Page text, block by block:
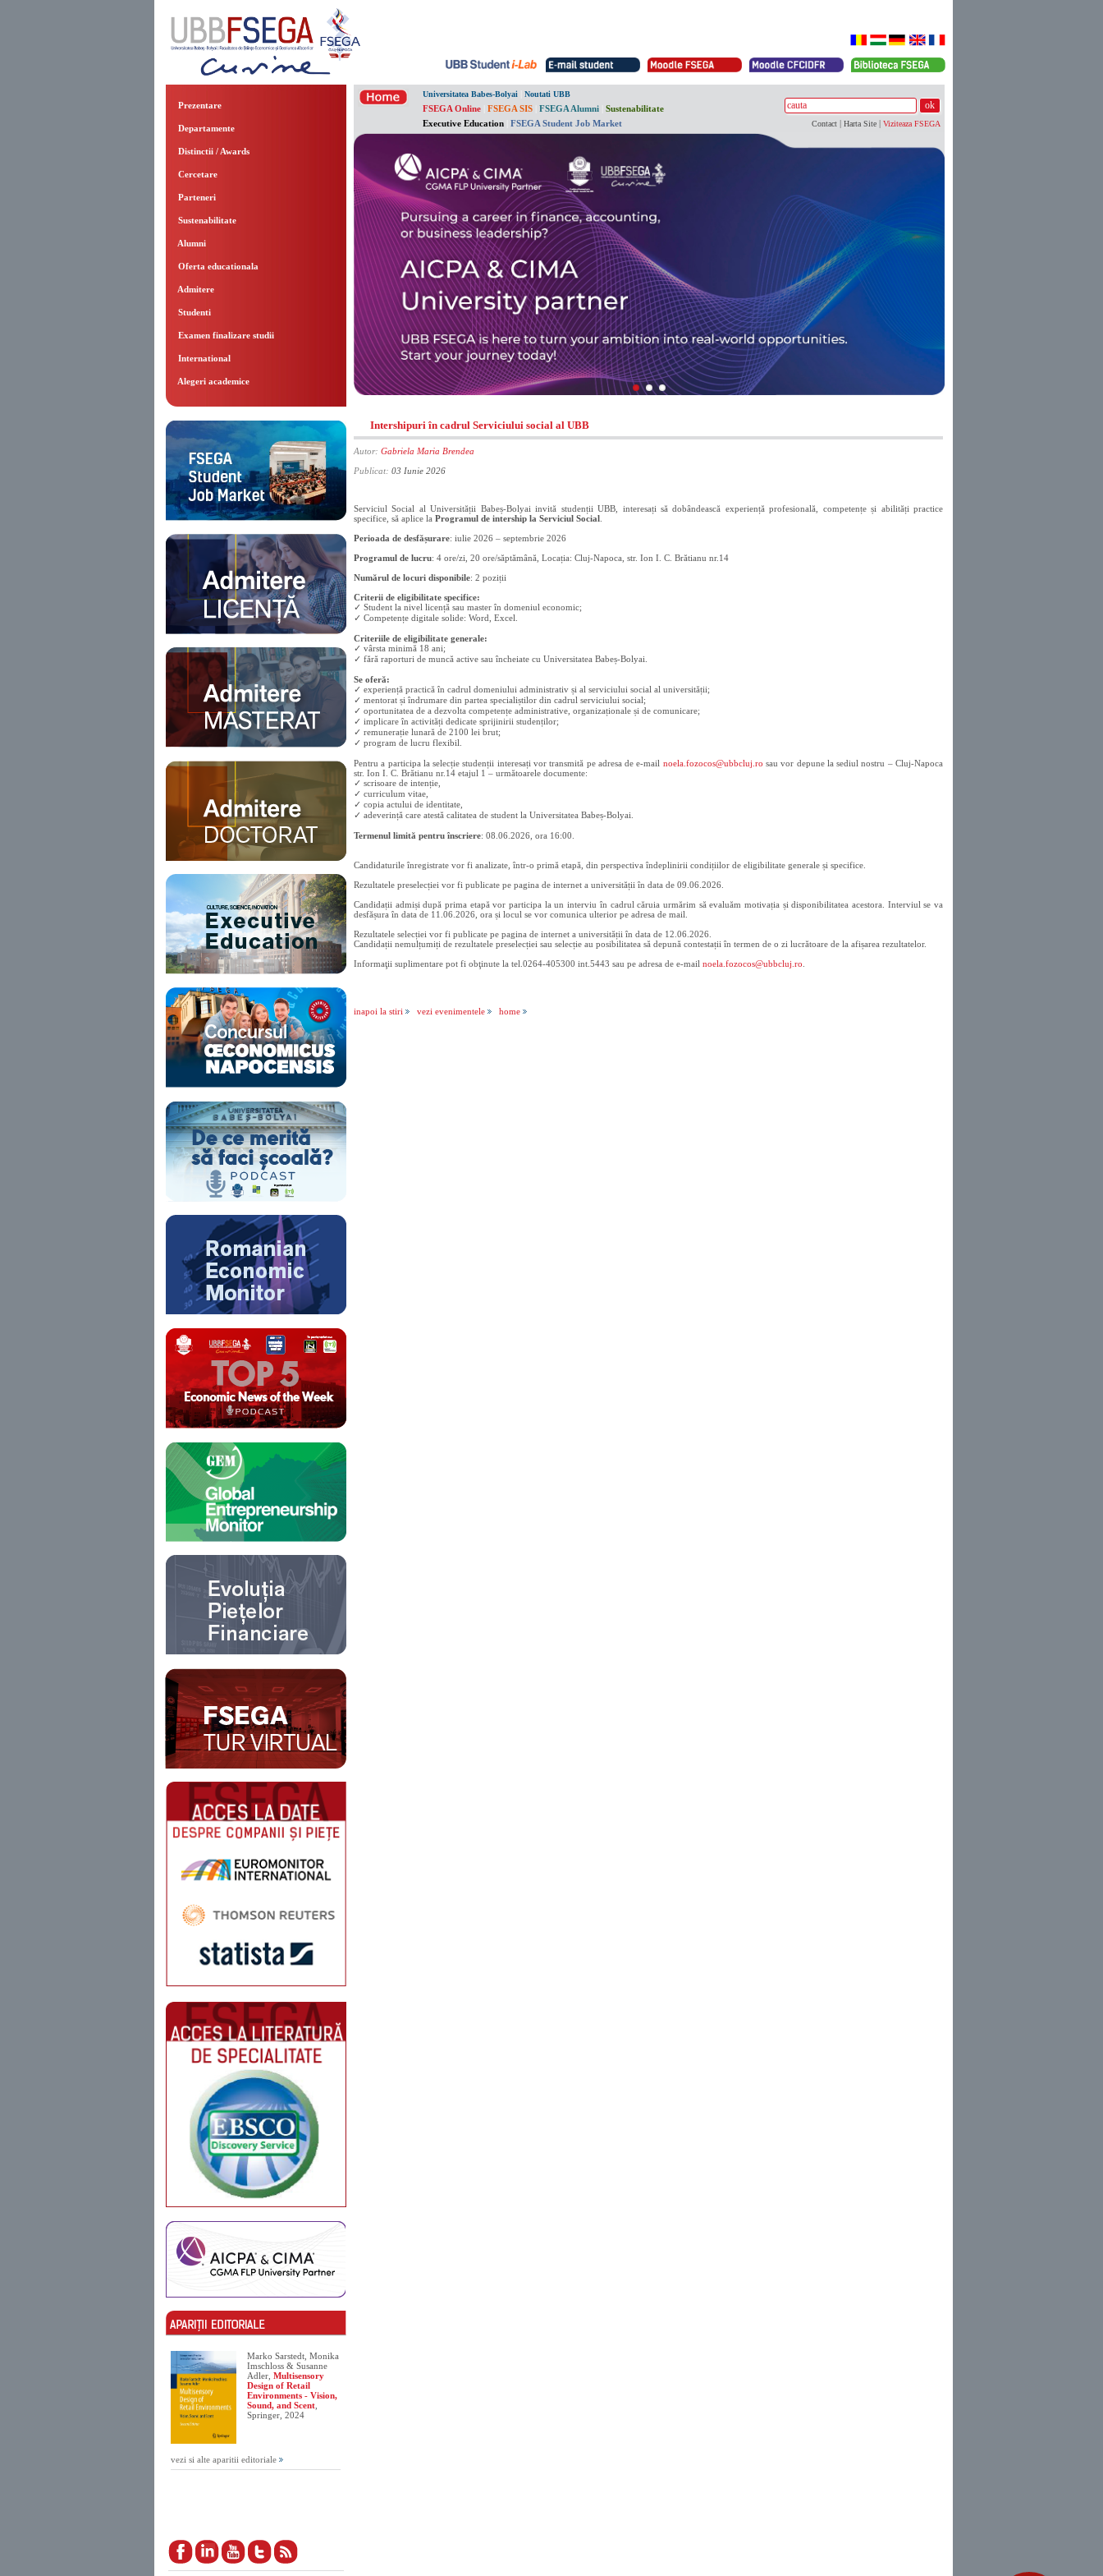
Prezentare
Departamente
Distinctii / Awards
Cercetare
Parteneri
Sustenabilitate
Alumni
Oferta educationala
Admitere
Studenti
Examen finalizare studii
International
Alegeri academice
Marko Sarstedt, Monika
Imschloss & Susanne
Adler, Multisensory
Design of Retail
Environments - Vision,
Sound, and Scent
Springer, 2024
vezi si alte aparitii editoriale
Universitatea Babes-Bolyai Noutati UBB
FSEGA Online FSEGA SIS FSEGA Alumni
Sustenabilitate
Executive Education
FSEGA Student Job Market Contact | Harta Site | Viziteaza FSEGA
Intershipuri în cadrul Serviciului social al UBB
Autor: Gabriela Maria Brendea
Publicat: 03 Iunie 2026
Serviciul Social al Universității Babeș-Bolyai invită studenții UBB, interesați să dobândească experiență profesională, competențe și abilități practice
specifice, să aplice la Programul de intership la Serviciul Social
Perioada de desfășurare: iulie 2026 – septembrie 2026
Programul de lucru: 4 ore/zi, 20 ore/săptămână, Locația: Cluj-Napoca, str. Ion I. C. Brătianu nr.14
Numărul de locuri disponibile: 2 poziții
Criterii de eligibilitate specifice:
✓ Student la nivel licență sau master în domeniul economic;
✓ Competențe digitale solide: Word, Excel.
Criteriile de eligibilitate generale:
✓ vârsta minimă 18 ani;
✓ fără raporturi de muncă active sau încheiate cu Universitatea Babeș-Bolyai.
Se oferă:
✓ experiență practică în cadrul domeniului administrativ și al serviciului social al universității;
✓ mentorat și îndrumare din partea specialiștilor din cadrul serviciului social;
✓ oportunitatea de a dezvolta competențe administrative, organizaționale și de comunicare;
✓ implicare în activități dedicate sprijinirii studenților;
✓ remunerație lunară de 2100 lei brut;
✓ program de lucru flexibil.
Pentru a participa la selecție studenții interesați vor transmită pe adresa de e-mail noela.fozocos@ubbcluj.ro sau vor depune la sediul nostru – Cluj-Napoca
str. Ion I. C. Brătianu nr.14 etajul 1 – următoarele documente:
✓ scrisoare de intenție,
✓ curriculum vitae,
✓ copia actului de identitate,
✓ adeverință care atestă calitatea de student la Universitatea Babeș-Bolyai.
Termenul limită pentru înscriere: 08.06.2026, ora 16:00.
Candidaturile înregistrate vor fi analizate, într-o primă etapă, din perspectiva îndeplinirii condițiilor de eligibilitate generale și specifice.
Rezultatele preselecției vor fi publicate pe pagina de internet a universității în data de 09.06.2026.
Candidații admiși după prima etapă vor participa la un interviu în cadrul căruia urmărim să evaluăm motivația și disponibilitatea acestora. Interviul se va
desfășura în data de 11.06.2026, ora și locul se vor comunica ulterior pe adresa de mail.
Rezultatele selecției vor fi publicate pe pagina de internet a universității în data de 12.06.2026.
Candidații nemulțumiți de rezultatele preselecției sau selecție au posibilitatea să depună contestații în termen de o zi lucrătoare de la afișarea rezultatelor.
Informaţii suplimentare pot fi obţinute la tel.0264-405300 int.5443 sau pe adresa de e-mail noela.fozocos@ubbcluj.ro
inapoi la stiri vezi evenimentele home